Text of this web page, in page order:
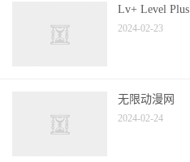
Lv+ Level Plus
2024-02-23
无限动漫网
2024-02-24